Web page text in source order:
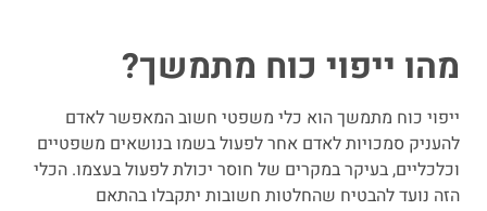
מהו ייפוי כוח מתמשך?
ייפוי כוח מתמשך הוא כלי משפטי חשוב המאפשר לאדם
להעניק סמכויות לאדם אחר לפעול בשמו בנושאים משפטיים
וכלכליים, בעיקר במקרים של חוסר יכולת לפעול בעצמו. הכלי
הזה נועד להבטיח שהחלטות חשובות יתקבלו בהתאם